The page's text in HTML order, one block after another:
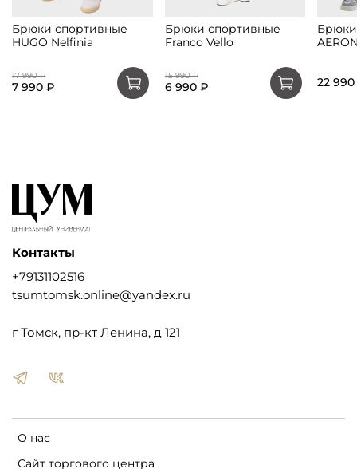
Брюки спортивные
HUGO Nelfinia
17 990 ₽
7 990 ₽
Брюки спортивные
Franco Vello
15 990 ₽
6 990 ₽ 22
О нас
Сайт торгового центра
Контакты
+79131102516
tsumtomsk.online@yandex.ru
г Томск, пр-кт Ленина, д 121